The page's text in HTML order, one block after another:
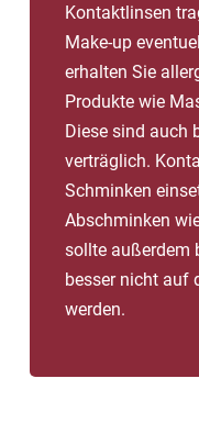
Kontaktlinsen
Make-up
erhalten Sie
Produkte wie
Diese sind auch
verträglich.
Schminken
Abschminken
sollte außerdem
besser nicht auf
werden.